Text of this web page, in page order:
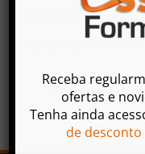
Faça uma pesquisa
equipa especializada.
Receba
ofertas e
Tenha ainda
de desconto